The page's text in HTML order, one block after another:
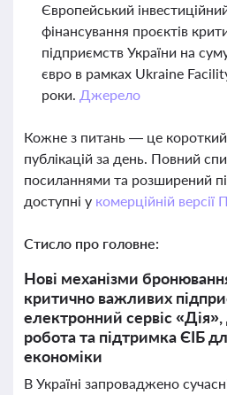
Європейський
фінансування проєктів
підприємств України на
євро в рамках Ukraine
роки. Джерело
Кожне з питань — це короткий
публікацій за день. Повний
посиланнями та розширений
доступні у комерційній
Стисло про головне:
Нові механізми
критично важливих
електронний сервіс
робота та підтримка ЄІБ
економіки
В Україні запроваджено